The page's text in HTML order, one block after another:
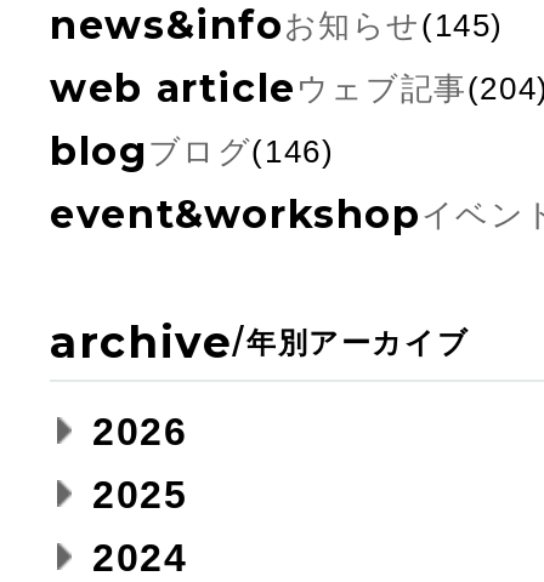
news&infoお知らせ(145)
web article ウェブ記事
blog ブログ(146)
event&workshopイベン
archive/年別アーカイブ
2026
2025
2024